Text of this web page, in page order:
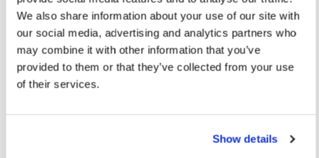
We also share information about your use of our site with
our social media, advertising and analytics partners who
may combine it with other information that you’ve
provided to them or that they’ve collected from your use
of their services.
Show details
30 32
Model trägt: 27x32